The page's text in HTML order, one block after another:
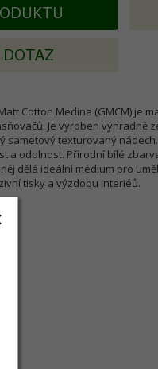
DOTAZ
Matt Cotton Medina (GMCM)
Je vyroben výhradně
sametový texturovaný
a odolnost. Přírodní bílé
dělá ideální médium pro
tisky a výzdobu interiéů.